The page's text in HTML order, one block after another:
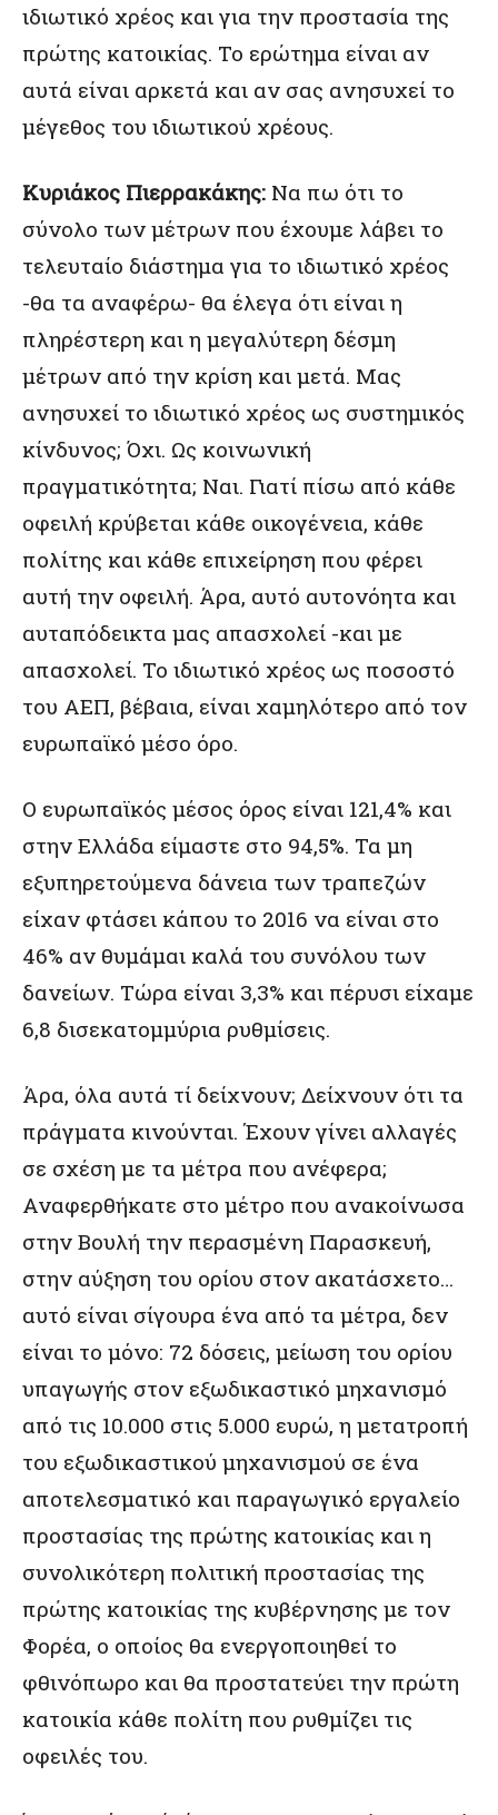
ιδιωτικό χρέος και για την προστασία της
πρώτης κατοικίας. Το ερώτημα είναι αν
αυτά είναι αρκετά και αν σας ανησυχεί το
μέγεθος του ιδιωτικού χρέους.
Κυριάκος Πιερρακάκης: Να πω ότι το
σύνολο των μέτρων που έχουμε λάβει το
τελευταίο διάστημα για το ιδιωτικό χρέος
-θα τα αναφέρω- θα έλεγα ότι είναι η
πληρέστερη και η μεγαλύτερη δέσμη
μέτρων από την κρίση και μετά. Μας
ανησυχεί το ιδιωτικό χρέος ως συστημικός
κίνδυνος; Όχι. Ως κοινωνική
πραγματικότητα; Ναι. Γιατί πίσω από κάθε
οφειλή κρύβεται κάθε οικογένεια, κάθε
πολίτης και κάθε επιχείρηση που φέρει
αυτή την οφειλή. Άρα, αυτό αυτονόητα και
αυταπόδεικτα μας απασχολεί -και με
απασχολεί. Το ιδιωτικό χρέος ως ποσοστό
του ΑΕΠ, βέβαια, είναι χαμηλότερο από τον
ευρωπαϊκό μέσο όρο.
Ο ευρωπαϊκός μέσος όρος είναι 121,4% και
στην Ελλάδα είμαστε στο 94,5%. Τα μη
εξυπηρετούμενα δάνεια των τραπεζών
είχαν φτάσει κάπου το 2016 να είναι στο
46% αν θυμάμαι καλά του συνόλου των
δανείων. Τώρα είναι 3,3% και πέρυσι είχαμε
6,8 δισεκατομμύρια ρυθμίσεις.
Άρα, όλα αυτά τί δείχνουν; Δείχνουν ότι τα
πράγματα κινούνται. Έχουν γίνει αλλαγές
σε σχέση με τα μέτρα που ανέφερα;
Αναφερθήκατε στο μέτρο που ανακοίνωσα
στην Βουλή την περασμένη Παρασκευή,
στην αύξηση του ορίου στον ακατάσχετο…
αυτό είναι σίγουρα ένα από τα μέτρα, δεν
είναι το μόνο: 72 δόσεις, μείωση του ορίου
υπαγωγής στον εξωδικαστικό μηχανισμό
από τις 10.000 στις 5.000 ευρώ, η μετατροπή
του εξωδικαστικού μηχανισμού σε ένα
αποτελεσματικό και παραγωγικό εργαλείο
προστασίας της πρώτης κατοικίας και η
συνολικότερη πολιτική προστασίας της
πρώτης κατοικίας της κυβέρνησης με τον
Φορέα, ο οποίος θα ενεργοποιηθεί το
φθινόπωρο και θα προστατεύει την πρώτη
κατοικία κάθε πολίτη που ρυθμίζει τις
οφειλές του.